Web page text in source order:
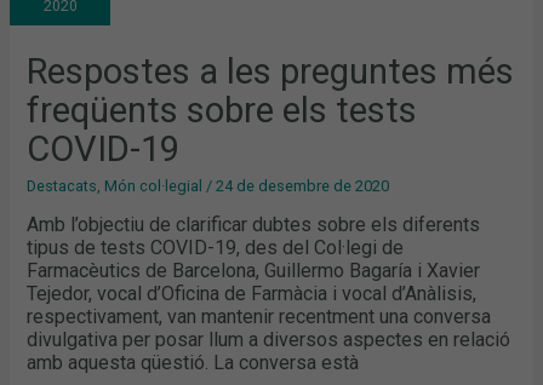
2020
Respostes a les preguntes més
freqüents sobre els tests
COVID-19
Destacats, Món col·legial /24 de desembre de 2020
Amb l’objectiu de clarificar dubtes sobre els diferents
tipus de tests COVID-19, des del Col·legi de
Farmacèutics de Barcelona, Guillermo Bagaría i Xavier
Tejedor, vocal d’Oficina de Farmàcia i vocal d’Anàlisis,
respectivament, van mantenir recentment una conversa
divulgativa per posar llum a diversos aspectes en relació
amb aquesta qüestió. La conversa està
FREQÜENTS
SOBRE
COVID-
19